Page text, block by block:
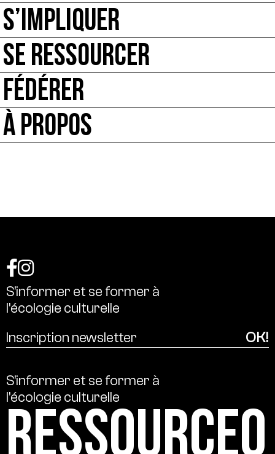
S’IMPLIQUER
SE RESSOURCER
FÉDÉRER
À PROPOS
S’informer et se former à
l’écologie culturelle
S’informer et se former à
l’écologie culturelle
Ressource0